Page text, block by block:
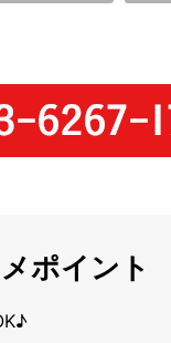
ポイント